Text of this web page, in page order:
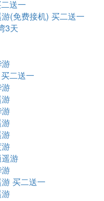
送一
(免费接机) 买二送一
3天
二送一
游
买二送一